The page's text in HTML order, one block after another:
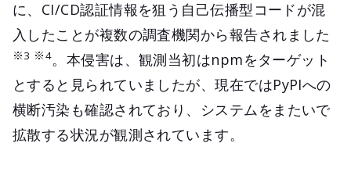
に、CI/CD認証情報を狙う自己伝播型コードが混
入したことが複数の調査機関から報告されました
※3 ※4。本侵害は、観測当初はnpmをターゲット
とすると見られていましたが、現在ではPyPIへの
横断汚染も確認されており、システムをまたいで
拡散する状況が観測されています。